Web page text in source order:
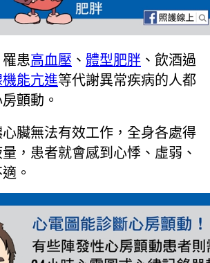
患高血壓 、 體型肥胖 、飲酒過
能亢進等代謝異常疾病的人都
顫動。
臟無法有效工作，全身各處得
，患者就會感到心悸、虛弱、
。